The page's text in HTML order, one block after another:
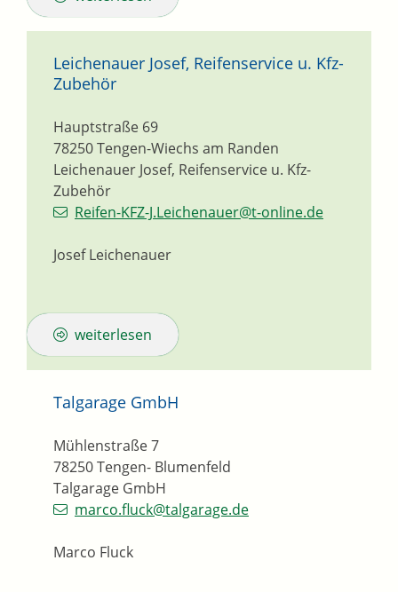
Leichenauer Josef, Reifenservice u. Kfz-
Zubehör
Leichenauer Josef, Reifenservice u. Kfz-
Zubehör
Hauptstraße 69
78250Tengen-Wiechs am Randen
Reifen-KFZ-J.Leichenauer@t-online.de
Josef Leichenauer
weiterlesen
Talgarage GmbH
Talgarage GmbH
Mühlenstraße 7
78250Tengen- Blumenfeld
marco.fluck@talgarage.de
Marco Fluck